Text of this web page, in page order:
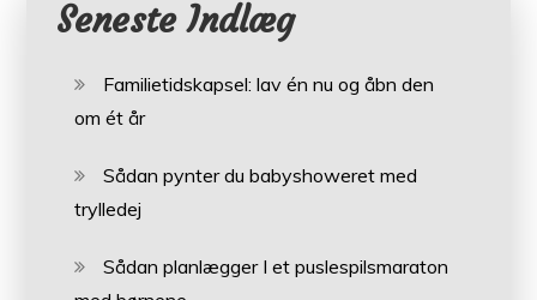
Seneste Indlæg
Familietidskapsel: lav én nu og åbn den
om ét år
Sådan pynter du babyshoweret med
trylledej
Sådan planlægger I et puslespilsmaraton